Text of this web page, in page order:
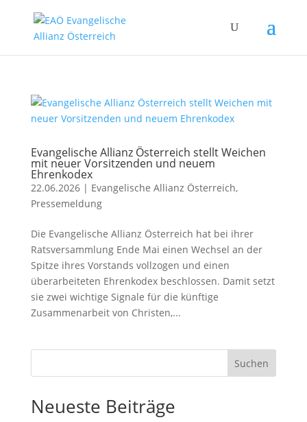
Evangelische Allianz Österreich stellt Weichen
mit neuer Vorsitzenden und neuem
Ehrenkodex
22.06.2026| Evangelische Allianz Österreich,
Pressemeldung
Die Evangelische Allianz Österreich hat bei ihrer
Ratsversammlung Ende Mai einen Wechsel an der
Spitze ihres Vorstands vollzogen und einen
überarbeiteten Ehrenkodex beschlossen. Damit setzt
sie zwei wichtige Signale für die künftige
Zusammenarbeit von Christen,...
Suchen
Neueste Beiträge